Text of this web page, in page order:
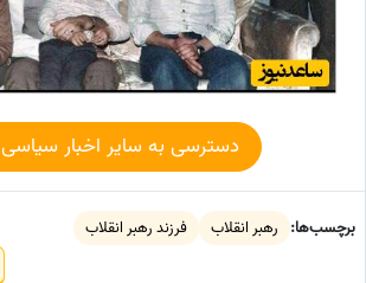
دسترسی به سایر اخبار سیاسی
برچسب‌ها: رهبر انقلاب فرزند رهبر انقلاب